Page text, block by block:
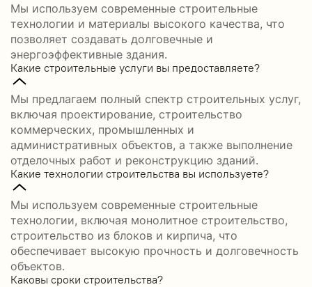
Мы используем современные строительные
технологии и материалы высокого качества, что
позволяет создавать долговечные и
энергоэффективные здания.
Какие строительные услуги вы предоставляете?
Мы предлагаем полный спектр строительных услуг,
включая проектирование, строительство
коммерческих, промышленных и
административных объектов, а также выполнение
отделочных работ и реконструкцию зданий.
Какие технологии строительства вы используете?
Мы используем современные строительные
технологии, включая монолитное строительство,
строительство из блоков и кирпича, что
обеспечивает высокую прочность и долговечность
объектов.
Каковы сроки строительства?